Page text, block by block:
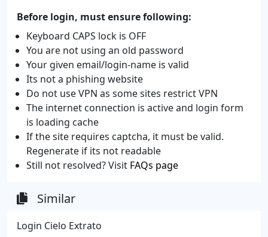
Before login, must ensure following:
Keyboard CAPS lock is OFF
You are not using an old password
Your given email/login-name is valid
Its not a phishing website
Do not use VPN as some sites restrict VPN
The internet connection is active and login form
is loading cache
If the site requires captcha, it must be valid.
Regenerate if its not readable
Still not resolved? Visit FAQs page
Similar
Login Cielo Extrato